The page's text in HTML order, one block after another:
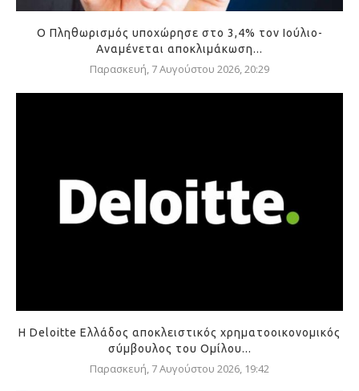
Ο Πληθωρισμός υποχώρησε στο 3,4% τον Ιούλιο-
Αναμένεται αποκλιμάκωση...
Παρασκευή, 7 Αυγούστου 2026, 20:29
Η Deloitte Ελλάδος αποκλειστικός χρηματοοικονομικός
σύμβουλος του Ομίλου...
Παρασκευή, 7 Αυγούστου 2026, 19:42